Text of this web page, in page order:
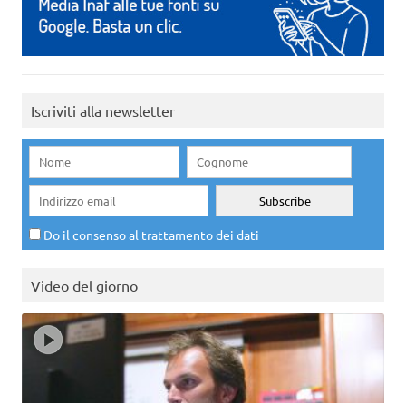
Iscriviti alla newsletter
Do il consenso al trattamento dei dati
Video del giorno